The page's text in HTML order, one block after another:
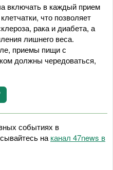
включать в каждый прием
что позволяет
рака и диабета, а
лишнего веса.
приемы пищи с
должны чередоваться,
событиях в
на канал 47news в